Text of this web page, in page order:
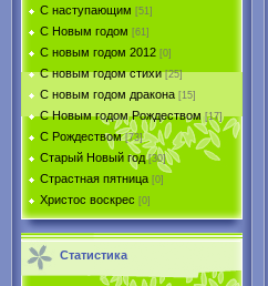
C наступающим [51]
С Новым годом [61]
С новым годом 2012 [0]
С новым годом стихи [25]
С новым годом дракона [15]
C Новым годом Рождеством [17]
С Рождеством [73]
Старый Новый год [30]
Страстная пятница [0]
Христоc воскрес [0]
Статистика